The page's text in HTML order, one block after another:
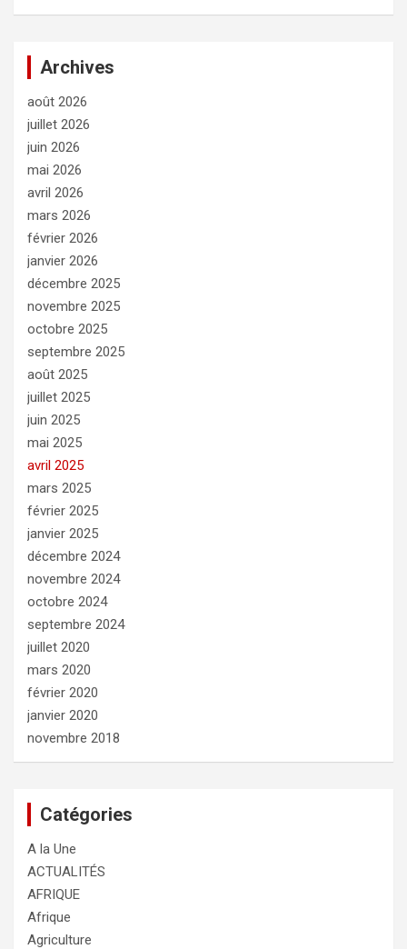
Archives
août 2026
juillet 2026
juin 2026
mai 2026
avril 2026
mars 2026
février 2026
janvier 2026
décembre 2025
novembre 2025
octobre 2025
septembre 2025
août 2025
juillet 2025
juin 2025
mai 2025
avril 2025
mars 2025
février 2025
janvier 2025
décembre 2024
novembre 2024
octobre 2024
septembre 2024
juillet 2020
mars 2020
février 2020
janvier 2020
novembre 2018
Catégories
A la Une
ACTUALITÉS
AFRIQUE
Afrique
Agriculture